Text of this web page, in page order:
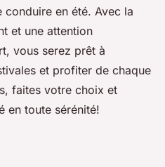
en été. Avec la
et une attention
vous serez prêt à
et profiter de chaque
faites votre choix et
en toute sérénité!